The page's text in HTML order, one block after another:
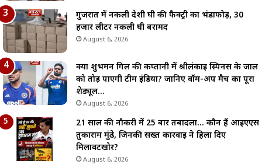
गुजरात में नकली देशी घी की फैक्ट्री का भंडाफोड़, 30
हजार लीटर नकली घी बरामद
August 6, 2026
क्या शुभमन गिल की कप्तानी में श्रीलंकाई स्पिनर्स के जाल
को तोड़ पाएगी टीम इंडिया? जानिए वॉर्म-अप मैच का पूरा
शेड्यूल…
August 6, 2026
21 साल की नौकरी में 25 बार तबादला… कौन हैं आईएएस
तुकाराम मुंढे, जिनकी सख्त कार्रवाई ने हिला दिए
मिलावटखोर?
August 6, 2026